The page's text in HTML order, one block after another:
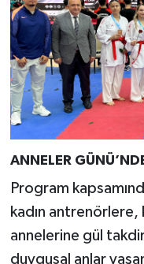
ANNELER
Program
kadın
annelerine gül
duygusal anlar